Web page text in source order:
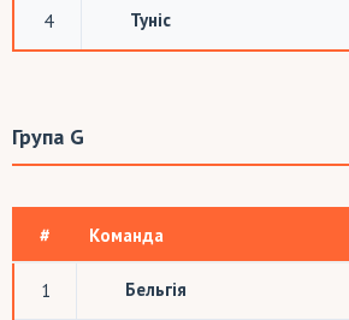
4 Туніс
Група G
# Команда
1 Бельгія